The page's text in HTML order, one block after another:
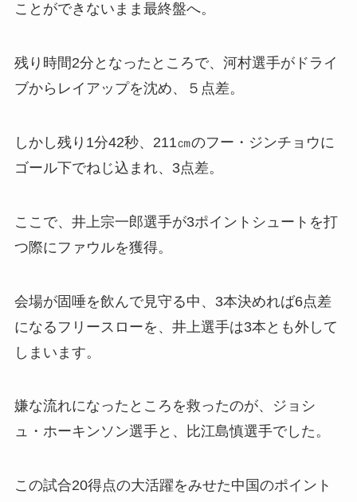
ことができないまま最終盤へ。
残り時間2分となったところで、河村選手がドライ
ブからレイアップを沈め、５点差。
しかし残り1分42秒、211㎝のフー・ジンチョウに
ゴール下でねじ込まれ、3点差。
ここで、井上宗一郎選手が3ポイントシュートを打
つ際にファウルを獲得。
会場が固唾を飲んで見守る中、3本決めれば6点差
になるフリースローを、井上選手は3本とも外して
しまいます。
嫌な流れになったところを救ったのが、ジョシ
ュ・ホーキンソン選手と、比江島慎選手でした。
この試合20得点の大活躍をみせた中国のポイント